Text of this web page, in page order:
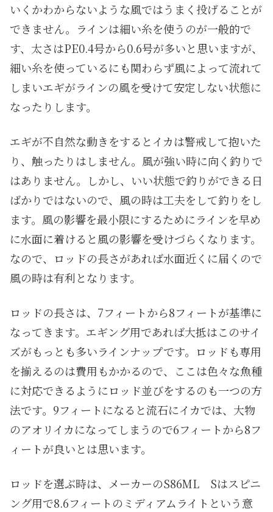
いくかわからないような風ではうまく投げることが
できません。ラインは細い糸を使うのが一般的で
す、太さはPE0.4号から0.6号が多いと思いますが、
細い糸を使っているにも関わらず風によって流れて
しまいエギがラインの風を受けて安定しない状態に
なったりします。
エギが不自然な動きをするとイカは警戒して抱いた
り、触ったりはしません。風が強い時に向く釣りで
はありません。しかし、いい状態で釣りができる日
ばかりではないので、風の時は工夫をして釣りをし
ます。風の影響を最小限にするためにラインを早め
に水面に着けると風の影響を受けづらくなります。
なので、ロッドの長さがあれば水面近くに届くので
風の時は有利となります。
ロッドの長さは、7フィートから8フィートが基準に
なってきます。エギング用であれば大抵はこのサイ
ズがもっとも多いラインナップです。ロッドも専用
を揃えるのは費用もかかるので、ここは色々な魚種
に対応できるようにロッド並びをするのも一つの方
法です。9フィートになると流石にイカでは、大物
のアオリイカになってしまうので6フィートから8フ
ィートが良いとは思います。
ロッドを選ぶ時は、メーカーのS86ML Sはスピニ
ング用で8.6フィートのミディアムライトという意